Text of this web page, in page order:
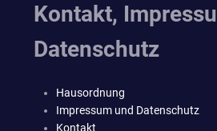
Kontakt,
Datenschutz
Hausordnung
Impressum und Datenschutz
Kontakt